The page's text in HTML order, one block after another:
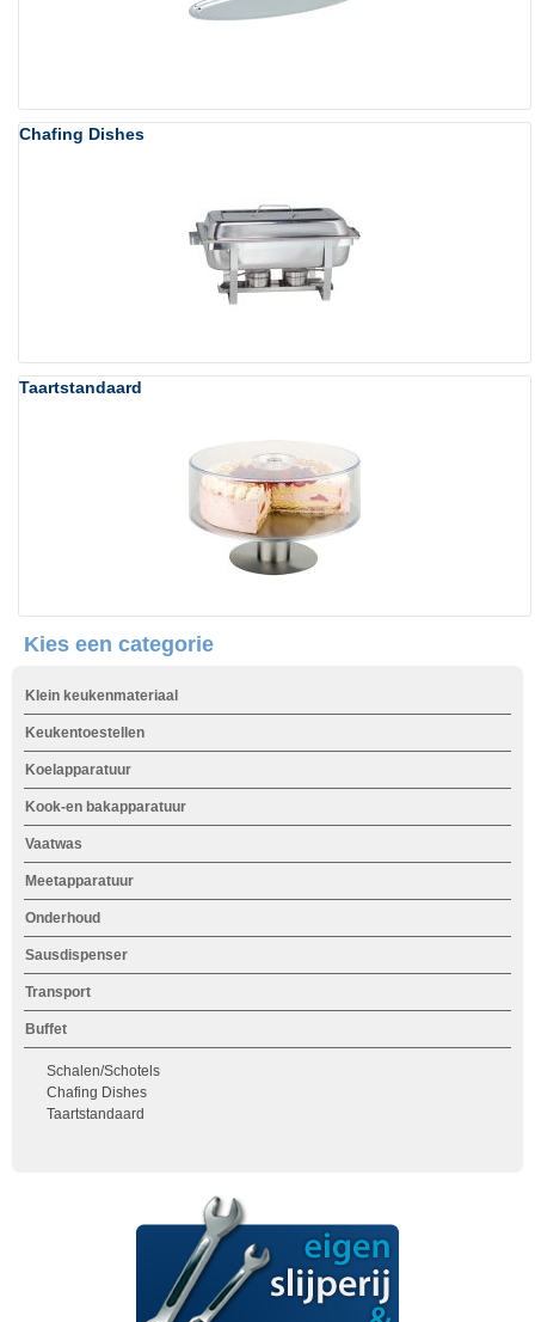
e
Chafing Dishes
Taartstandaard
Kies een categorie
Klein keukenmateriaal
Keukentoestellen
Koelapparatuur
Kook-en bakapparatuur
Vaatwas
Meetapparatuur
Onderhoud
Sausdispenser
Transport
Buffet
Schalen/Schotels
Chafing Dishes
Taartstandaard